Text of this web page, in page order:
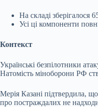
На складі зберігалося
Усі ці компоненти
Контекст
Українські безпілотники
Натомість міноборони РФ
Мерія Казані підтвердила,
про постраждалих не